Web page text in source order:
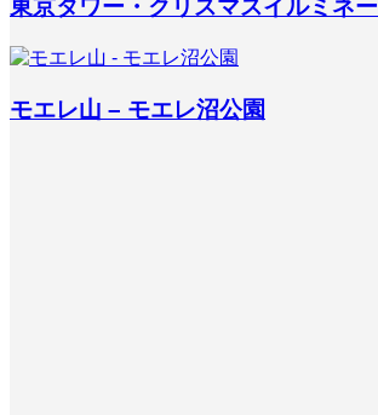
東京タワー・クリスマスイルミネ
モエレ山 – モエレ沼公園